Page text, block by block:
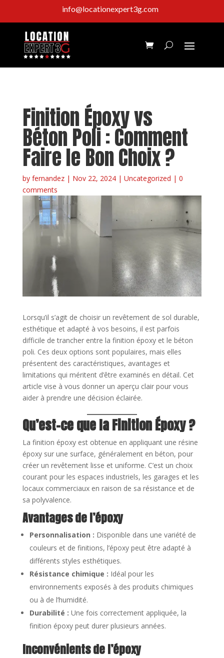
info@locationexpert3g.com
Finition Époxy vs
Béton Poli : Comment
Faire le Bon Choix ?
by fernandez| Nov 22, 2024| Uncategorized | 0
comments
Lorsqu’il s’agit de choisir un revêtement de sol durable,
esthétique et adapté à vos besoins, il est parfois
difficile de trancher entre la finition époxy et le béton
poli. Ces deux options sont populaires, mais elles
présentent des caractéristiques, avantages et
limitations qui méritent d’être examinés en détail. Cet
article vise à vous donner un aperçu clair pour vous
aider à prendre une décision éclairée.
Qu’est-ce que la Finition Époxy ?
La finition époxy est obtenue en appliquant une résine
époxy sur une surface, généralement en béton, pour
créer un revêtement lisse et uniforme. C’est un choix
courant pour les espaces industriels, les garages et les
locaux commerciaux en raison de sa résistance et de
sa polyvalence.
Avantages de l’époxy
Personnalisation : Disponible dans une variété de
couleurs et de finitions, l’époxy peut être adapté à
différents styles esthétiques.
Résistance chimique : Idéal pour les
environnements exposés à des produits chimiques
ou à de l’humidité.
Durabilité : Une fois correctement appliquée, la
finition époxy peut durer plusieurs années.
Inconvénients de l’époxy